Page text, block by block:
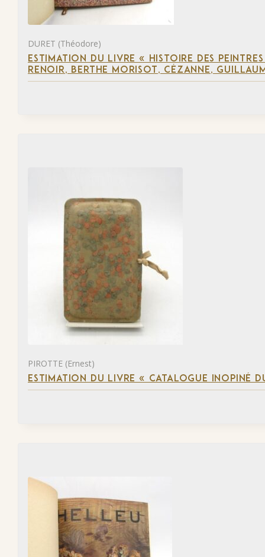
DURET (Théodore)
ESTIMATION DU LIVRE « HISTOIRE DES
RENOIR, BERTHE MORISOT, CÉZANNE,
PIROTTE (Ernest)
ESTIMATION DU LIVRE « CATALOGUE INOPINÉ